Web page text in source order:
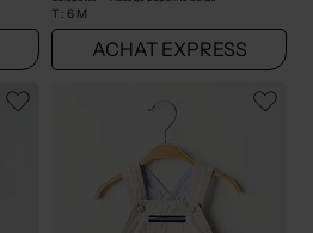
T : 6 M
ACHAT EXPRESS